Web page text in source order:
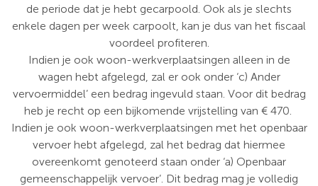
de periode dat je hebt gecarpoold. Ook als je slechts
enkele dagen per week carpoolt, kan je dus van het fiscaal
voordeel profiteren.
Indien je ook woon-werkverplaatsingen alleen in de
wagen hebt afgelegd, zal er ook onder ‘c) Ander
vervoermiddel’ een bedrag ingevuld staan. Voor dit bedrag
heb je recht op een bijkomende vrijstelling van € 470.
Indien je ook woon-werkverplaatsingen met het openbaar
vervoer hebt afgelegd, zal het bedrag dat hiermee
overeenkomt genoteerd staan onder ‘a) Openbaar
gemeenschappelijk vervoer’. Dit bedrag mag je volledig